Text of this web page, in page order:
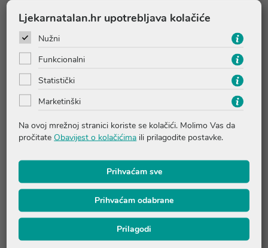
Klinički validiran
Jamstvo na manžetu: 2 godine
Pitanja i odgovori
Recenzije
Proizvodi iz iste linije
Ljekarnatalan.hr upotrebljava kolačiće
Nužni
Funkcionalni
Statistički
Marketinški
Na ovoj mrežnoj stranici koriste se kolačići. Molimo Vas da
pročitate Obavijest o kolačićima ili prilagodite postavke.
Prihvaćam sve
Prihvaćam odabrane
Prilagodi